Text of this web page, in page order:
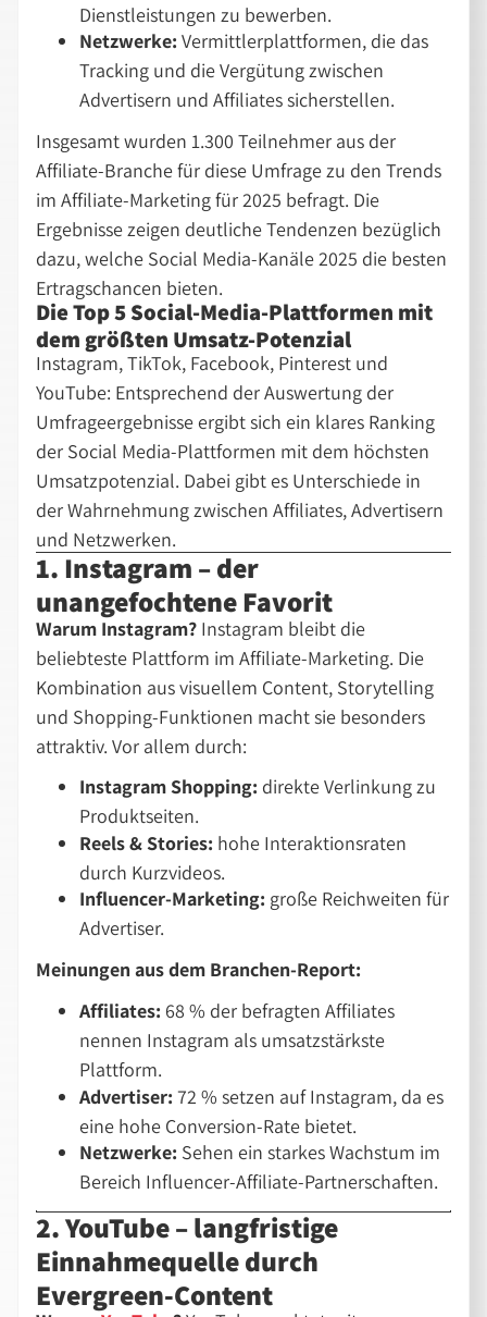
Dienstleistungen zu bewerben.
Netzwerke: Vermittlerplattformen, die das
Tracking und die Vergütung zwischen
Advertisern und Affiliates sicherstellen.
Insgesamt wurden 1.300 Teilnehmer aus der
Affiliate-Branche für diese Umfrage zu den Trends
im Affiliate-Marketing für 2025 befragt. Die
Ergebnisse zeigen deutliche Tendenzen bezüglich
dazu, welche Social Media-Kanäle 2025 die besten
Ertragschancen bieten.
Die Top 5 Social-Media-Plattformen mit
dem größten Umsatz-Potenzial
Instagram, TikTok, Facebook, Pinterest und
YouTube: Entsprechend der Auswertung der
Umfrageergebnisse ergibt sich ein klares Ranking
der Social Media-Plattformen mit dem höchsten
Umsatzpotenzial. Dabei gibt es Unterschiede in
der Wahrnehmung zwischen Affiliates, Advertisern
und Netzwerken.
1. Instagram – der
unangefochtene Favorit
Warum Instagram? Instagram bleibt die
beliebteste Plattform im Affiliate-Marketing. Die
Kombination aus visuellem Content, Storytelling
und Shopping-Funktionen macht sie besonders
attraktiv. Vor allem durch:
Instagram Shopping: direkte Verlinkung zu
Produktseiten.
Reels & Stories: hohe Interaktionsraten
durch Kurzvideos.
Influencer-Marketing: große Reichweiten für
Advertiser.
Meinungen aus dem Branchen-Report:
Affiliates: 68 % der befragten Affiliates
nennen Instagram als umsatzstärkste
Plattform.
Advertiser: 72 % setzen auf Instagram, da es
eine hohe Conversion-Rate bietet.
Netzwerke: Sehen ein starkes Wachstum im
Bereich Influencer-Affiliate-Partnerschaften.
2. YouTube – langfristige
Einnahmequelle durch
Evergreen-Content